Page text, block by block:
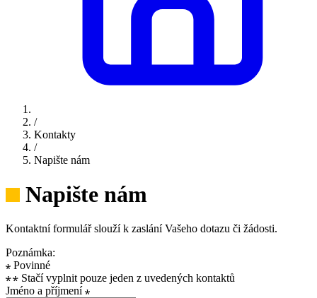
/
Kontakty
/
Napište nám
Napište nám
Kontaktní formulář slouží k zaslání Vašeho dotazu či žádosti.
Poznámka:
Povinné
Stačí vyplnit pouze jeden z uvedených kontaktů
Jméno a příjmení